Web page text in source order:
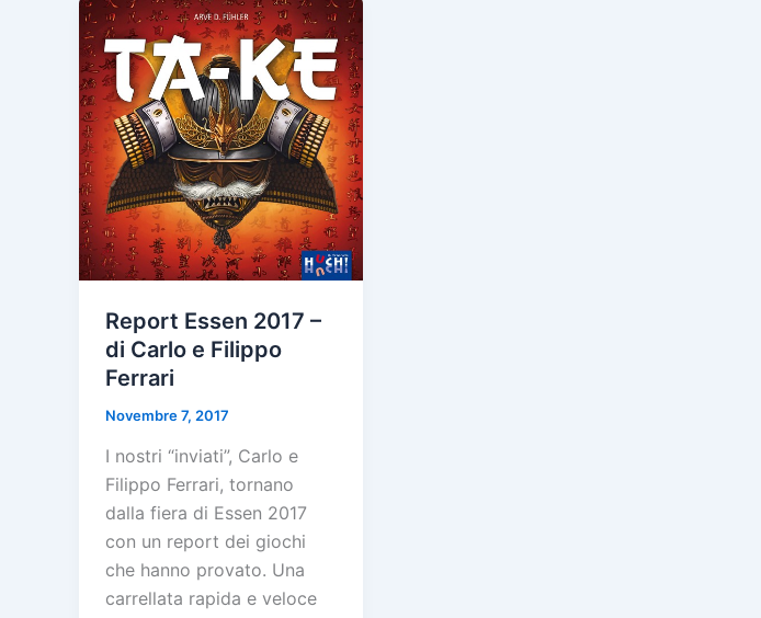
Report Essen 2017 –
di Carlo e Filippo
Ferrari
Novembre 7, 2017
I nostri “inviati”, Carlo e
Filippo Ferrari, tornano
dalla fiera di Essen 2017
con un report dei giochi
che hanno provato. Una
carrellata rapida e veloce